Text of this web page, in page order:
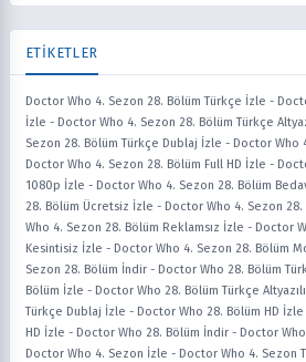
ETİKETLER
Doctor Who 4. Sezon 28. Bölüm Türkçe İzle -
İzle - Doctor Who 4. Sezon 28. Bölüm Türkçe
Sezon 28. Bölüm Türkçe Dublaj İzle - Doctor Who
Doctor Who 4. Sezon 28. Bölüm Full HD İzle -
1080p İzle - Doctor Who 4. Sezon 28. Bölüm
28. Bölüm Ücretsiz İzle - Doctor Who 4. Sezon
Who 4. Sezon 28. Bölüm Reklamsız İzle - Doctor
Kesintisiz İzle - Doctor Who 4. Sezon 28. Bölüm
Sezon 28. Bölüm İndir - Doctor Who 28. Bölüm
Bölüm İzle - Doctor Who 28. Bölüm Türkçe
Türkçe Dublaj İzle - Doctor Who 28. Bölüm HD İzle
HD İzle - Doctor Who 28. Bölüm İndir - Doctor
Doctor Who 4. Sezon İzle - Doctor Who 4. Sezon